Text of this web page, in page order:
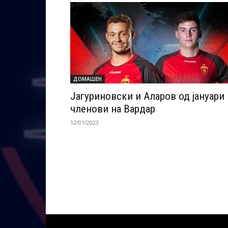
ДОМАШЕН
Јагуриновски и Аларов од јануари
членови на Вардар
12/01/2023